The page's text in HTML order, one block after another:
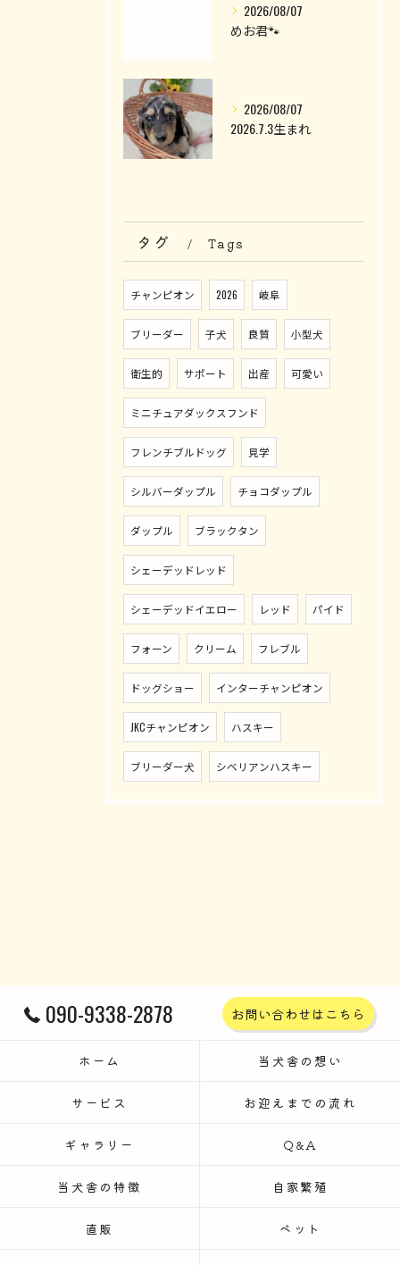
2026/08/07
めお君🐾
2026/08/07
2026.7.3生まれ
タグ Tags
チャンピオン 2026 岐阜
ブリーダー 子犬 良質 小型犬
衛生的 サポート 出産 可愛い
ミニチュアダックスフンド
フレンチブルドッグ 見学
シルバーダップル チョコダップル
ダップル ブラックタン
シェーデッドレッド
シェーデッドイエロー レッド パイド
フォーン クリーム フレブル
ドッグショー インターチャンピオン
JKCチャンピオン ハスキー
ブリーダー犬 シベリアンハスキー
090-9338-2878 お問い合わせはこちら
ホーム 当犬舎の想い
サービス お迎えまでの流れ
ギャラリー Q&A
当犬舎の特徴 自家繁殖
直販 ペット